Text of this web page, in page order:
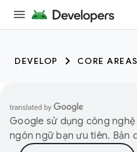
DEVELOP CORE AREAS
Google sử dụng công
ngôn ngữ bạn ưu tiên. Bản